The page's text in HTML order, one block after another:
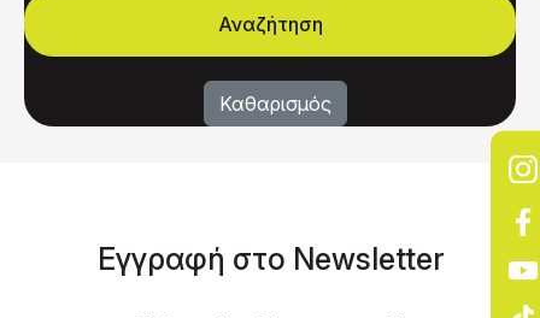
Eγγραφή στο Νewsletter